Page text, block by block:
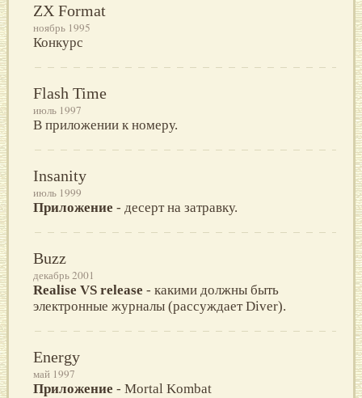
ZX Format
ноябрь 1995
Конкурс
Flash Time
июль 1997
В приложении к номеру.
Insanity
июль 1999
Приложение - десерт на затравку.
Buzz
декабрь 2001
Realise VS release - какими должны быть
электронные журналы (рассуждает Diver).
Energy
май 1997
Приложение - Mortal Kombat